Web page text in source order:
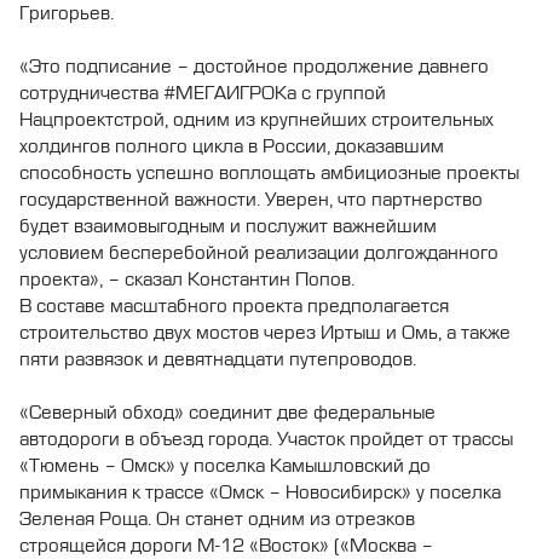
Григорьев.
«Это подписание – достойное продолжение давнего
сотрудничества #МЕГАИГРОКа с группой
Нацпроектстрой, одним из крупнейших строительных
холдингов полного цикла в России, доказавшим
способность успешно воплощать амбициозные проекты
государственной важности. Уверен, что партнерство
будет взаимовыгодным и послужит важнейшим
условием бесперебойной реализации долгожданного
проекта», – сказал Константин Попов.
В составе масштабного проекта предполагается
строительство двух мостов через Иртыш и Омь, а также
пяти развязок и девятнадцати путепроводов.
«Северный обход» соединит две федеральные
автодороги в объезд города. Участок пройдет от трассы
«Тюмень – Омск» у поселка Камышловский до
примыкания к трассе «Омск – Новосибирск» у поселка
Зеленая Роща. Он станет одним из отрезков
строящейся дороги М-12 «Восток» («Москва –